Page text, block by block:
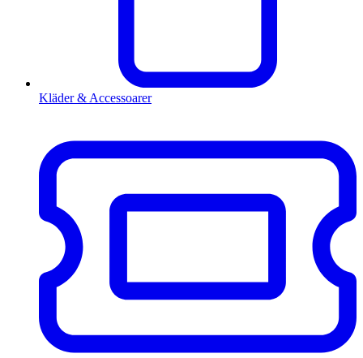
Kläder & Accessoarer